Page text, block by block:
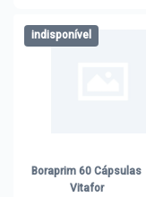
indisponível
Boraprim 60 Cápsulas
Vitafor